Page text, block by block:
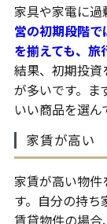
家具や家電に過
営の初期段階
を揃えても、旅
結果、初期投資
が多いです。ま
いい商品を選ん
家賃が高い
家賃が高い物
す。自分の持ち
賃貸物件の場合